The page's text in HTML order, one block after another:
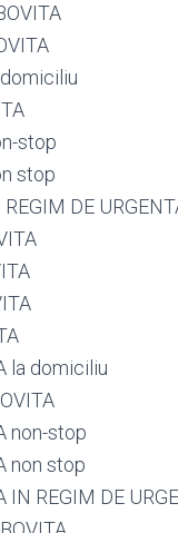
stop
stop
DE
la domiciliu
non-stop
non stop
REGIM DE